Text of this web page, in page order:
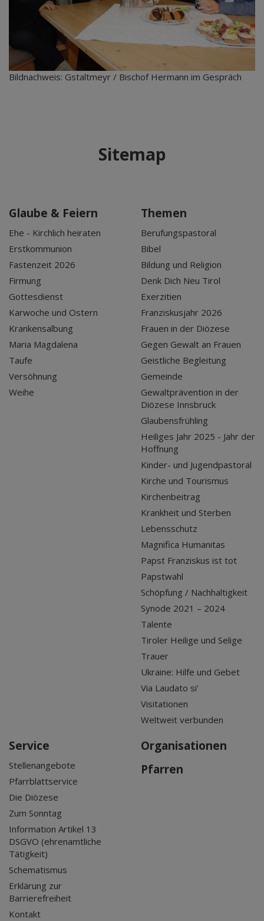
Bildnachweis: Gstaltmeyr / Bischof Hermann im Gespräch
Sitemap
Glaube & Feiern
Ehe - Kirchlich heiraten
Erstkommunion
Fastenzeit 2026
Firmung
Gottesdienst
Karwoche und Ostern
Krankensalbung
Maria Magdalena
Taufe
Versöhnung
Weihe
Themen
Berufungspastoral
Bibel
Bildung und Religion
Denk Dich Neu Tirol
Exerzitien
Franziskusjahr 2026
Frauen in der Diözese
Gegen Gewalt an Frauen
Geistliche Begleitung
Gemeinde
Gewaltprävention in der
Diözese Innsbruck
Glaubensfrühling
Heiliges Jahr 2025 - Jahr der
Hoffnung
Kinder- und Jugendpastoral
Kirche und Tourismus
Kirchenbeitrag
Krankheit und Sterben
Lebensschutz
Magnifica Humanitas
Papst Franziskus ist tot
Papstwahl
Schöpfung / Nachhaltigkeit
Synode 2021 – 2024
Talente
Tiroler Heilige und Selige
Trauer
Ukraine: Hilfe und Gebet
Via Laudato si'
Visitationen
Weltweit verbunden
Service
Stellenangebote
Pfarrblattservice
Die Diözese
Zum Sonntag
Information Artikel 13
DSGVO (ehrenamtliche
Tätigkeit)
Schematismus
Erklärung zur
Barrierefreiheit
Kontakt
Organisationen
Pfarren